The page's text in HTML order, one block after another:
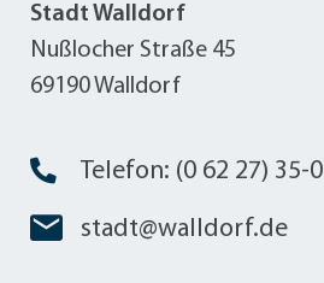
Stadt Walldorf
Nußlocher Straße 45
69190 Walldorf
Telefon: (0 62 27) 35-0
stadt@walldorf.de